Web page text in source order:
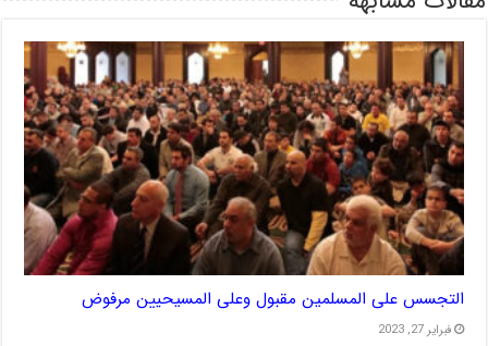
التجسس على المسلمين مقبول وعلى المسيحيين مرفوض
فبراير 27, 2023